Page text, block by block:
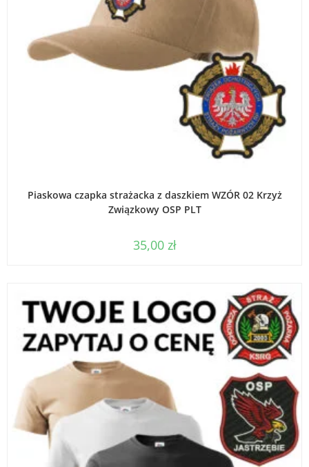
Piaskowa czapka strażacka z daszkiem WZÓR 02 Krzyż
Związkowy OSP PLT
35,00 zł